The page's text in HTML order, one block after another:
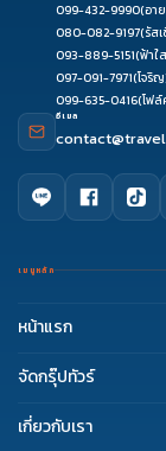
099-432-9990(อา
080-082-9197(รัส
093-889-5151(ฟ้าใ
097-091-7971(โจริ
099-635-0416(โฟล์
อีเมล
เมนูหลัก
หน้าแรก
จัดกรุ๊ปทัวร์
เกี่ยวกับเรา